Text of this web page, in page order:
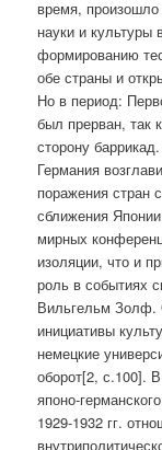
время,
науки и культуры
формированию
обе страны и
Но в период:
был прерван, так
сторону
Германия
поражения стран
сближения
мирных
изоляции, что и
роль в событиях
Вильгельм Золф.
инициативы
немецкие
оборот[2, с.100].
японо-
1929-1932 гг.